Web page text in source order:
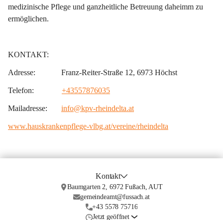
medizinische Pflege und ganzheitliche Betreuung daheimm zu
ermöglichen.
KONTAKT:
Adresse: Franz-Reiter-Straße 12, 6973 Höchst
Telefon: +43557876035
Mailadresse: info@kpv-rheindelta.at
www.hauskrankenpflege-vlbg.at/vereine/rheindelta
Kontakt
Baumgarten 2, 6972 Fußach, AUT
gemeindeamt@fussach.at
+43 5578 75716
Jetzt geöffnet